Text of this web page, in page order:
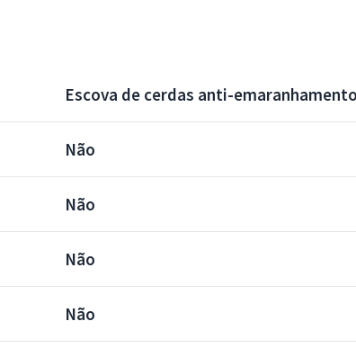
Escova de cerdas anti-
Não
Não
Não
Não